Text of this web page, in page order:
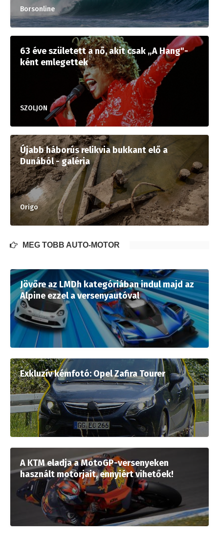
Borsonline
63 éve született a nő, akit csak „A Hang"-
ként emlegettek
SZOLJON
Újabb háborús relikvia bukkant elő a
Dunából - galéria
Origo
MÉG TÖBB AUTÓ-MOTOR
Jövőre az LMDh kategóriában indul majd az
Alpine ezzel a versenyautóval
Exkluzív kémfotó: Opel Zafira Tourer
A KTM eladja a MotoGP-versenyeken
használt motorjait, ennyiért vihetőek!